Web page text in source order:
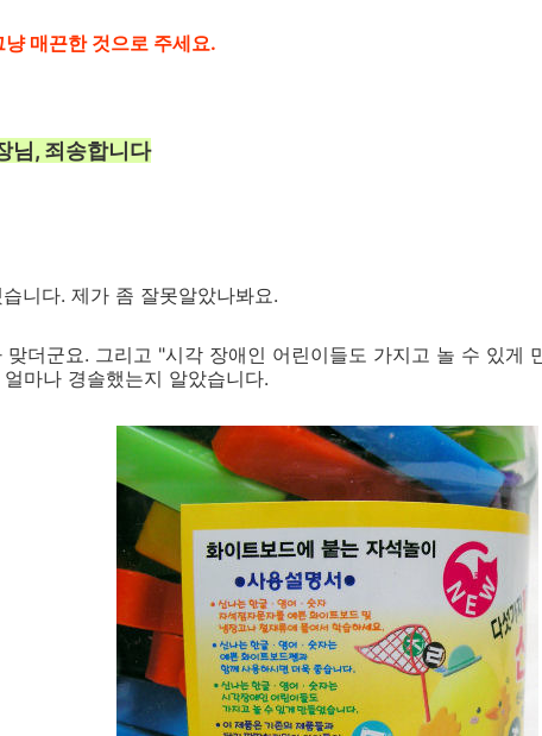
매끈한 것으로 주세요.
님, 죄송합니다
니다. 제가 좀 잘못알았나봐요.
맞더군요. 그리고 "시각 장애인 어린이들도 가지고 놀 수 있게
마나 경솔했는지 알았습니다.